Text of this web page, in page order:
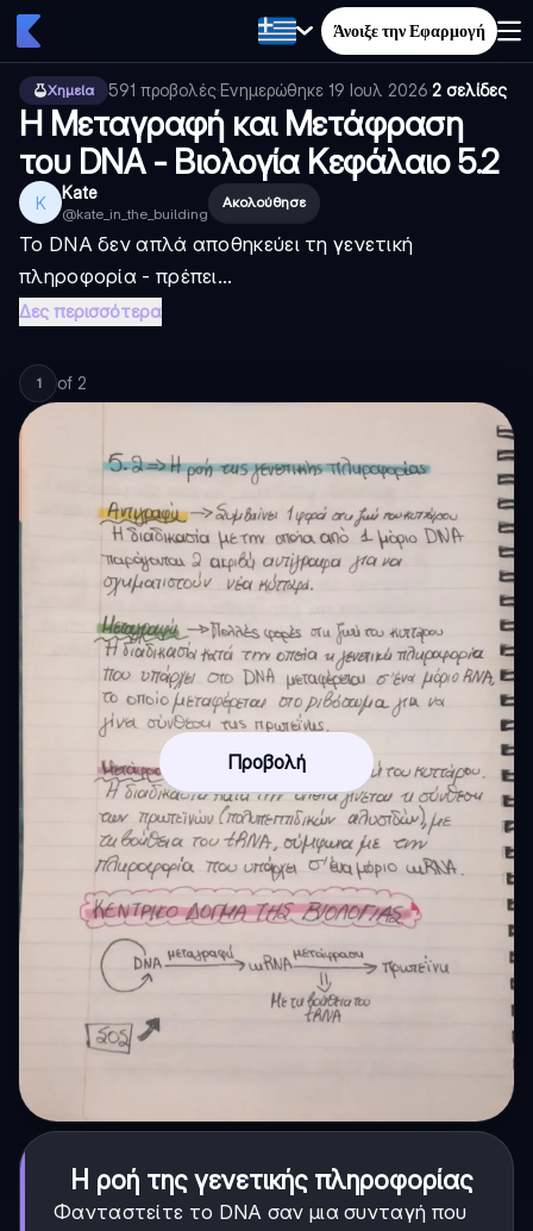
Άνοιξε την Εφαρμογή
Χημεία 591 προβολές·Ενημερώθηκε 19 Ιουλ 2026·2 σελίδες
Η Μεταγραφή και Μετάφραση
του DNA - Βιολογία Κεφάλαιο 5.2
K Kate
@kate_in_the_building
Ακολούθησε
Το DNA δεν απλά αποθηκεύει τη γενετική
πληροφορία - πρέπει...
Δες περισσότερα
1 of 2
Προβολή
Η ροή της γενετικής πληροφορίας
Φανταστείτε το DNA σαν μια συνταγή που